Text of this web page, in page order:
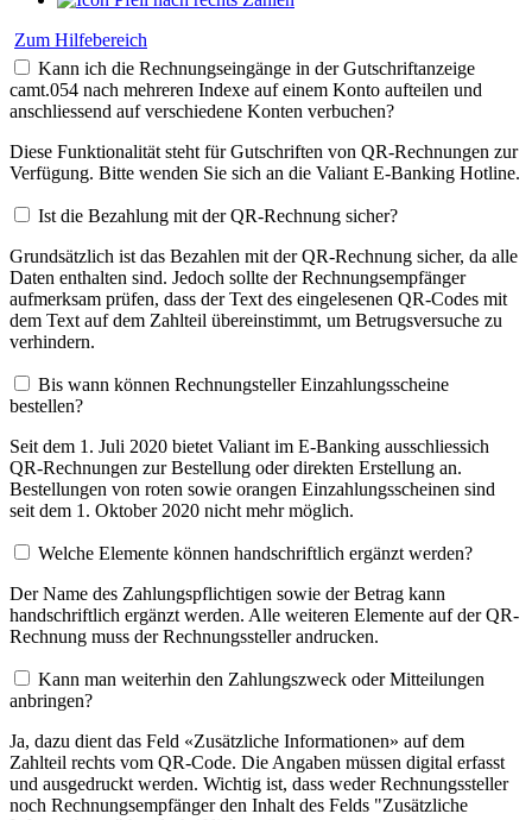
Zum Hilfebereich
Kann ich die Rechnungseingänge in der Gutschriftanzeige
camt.054 nach mehreren Indexe auf einem Konto aufteilen und
anschliessend auf verschiedene Konten verbuchen?
Diese Funktionalität steht für Gutschriften von QR-Rechnungen zur
Verfügung. Bitte wenden Sie sich an die Valiant E-Banking Hotline.
Ist die Bezahlung mit der QR-Rechnung sicher?
Grundsätzlich ist das Bezahlen mit der QR-Rechnung sicher, da alle
Daten enthalten sind. Jedoch sollte der Rechnungsempfänger
aufmerksam prüfen, dass der Text des eingelesenen QR-Codes mit
dem Text auf dem Zahlteil übereinstimmt, um Betrugsversuche zu
verhindern.
Bis wann können Rechnungsteller Einzahlungsscheine
bestellen?
Seit dem 1. Juli 2020 bietet Valiant im E-Banking ausschliessich
QR-Rechnungen zur Bestellung oder direkten Erstellung an.
Bestellungen von roten sowie orangen Einzahlungsscheinen sind
seit dem 1. Oktober 2020 nicht mehr möglich.
Welche Elemente können handschriftlich ergänzt werden?
Der Name des Zahlungspflichtigen sowie der Betrag kann
handschriftlich ergänzt werden. Alle weiteren Elemente auf der QR-
Rechnung muss der Rechnungssteller andrucken.
Kann man weiterhin den Zahlungszweck oder Mitteilungen
anbringen?
Ja, dazu dient das Feld «Zusätzliche Informationen» auf dem
Zahlteil rechts vom QR-Code. Die Angaben müssen digital erfasst
und ausgedruckt werden. Wichtig ist, dass weder Rechnungssteller
noch Rechnungsempfänger den Inhalt des Felds "Zusätzliche